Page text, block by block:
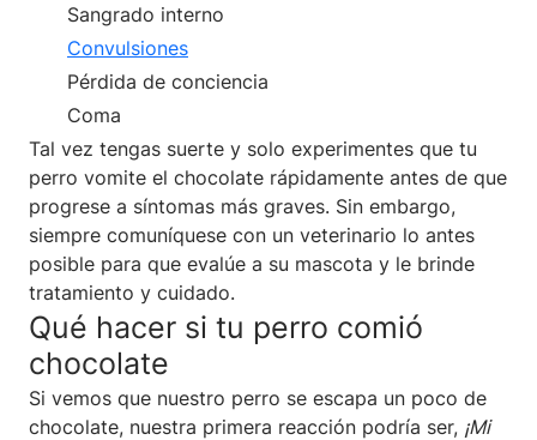
Sangrado interno
Convulsiones
Pérdida de conciencia
Coma
Tal vez tengas suerte y solo experimentes que tu
perro vomite el chocolate rápidamente antes de que
progrese a síntomas más graves. Sin embargo,
siempre comuníquese con un veterinario lo antes
posible para que evalúe a su mascota y le brinde
tratamiento y cuidado.
Qué hacer si tu perro comió
chocolate
Si vemos que nuestro perro se escapa un poco de
chocolate, nuestra primera reacción podría ser, ¡Mi